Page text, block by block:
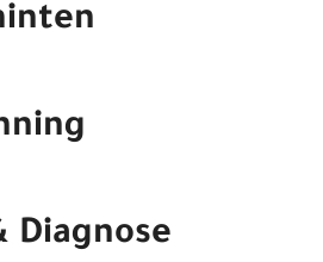
Diagnose